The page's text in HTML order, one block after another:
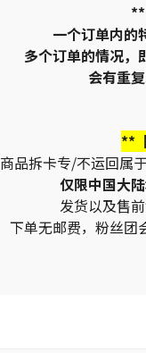
**
一个订单内的
多个订单的情况，
会有重
**
商品拆卡专/不运回属
仅限中国大
发货以及售
下单无邮费，粉丝团